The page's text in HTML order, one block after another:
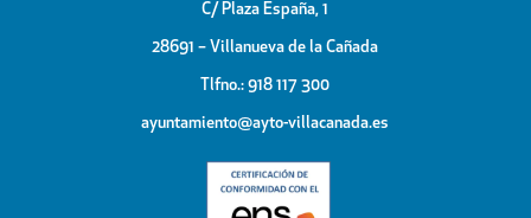
C/ Plaza España, 1
28691 – Villanueva de la Cañada
Tlfno.: 918 117 300
ayuntamiento@ayto-villacanada.es